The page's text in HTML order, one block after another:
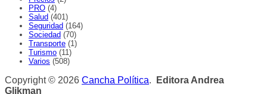
PRO (4)
Salud (401)
Seguridad (164)
Sociedad (70)
Transporte (1)
Turismo (11)
Varios (508)
Copyright © 2026 Cancha Política.
Editora Andrea
Glikman